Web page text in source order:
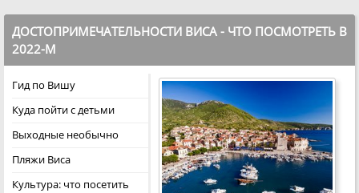
ДОСТОПРИМЕЧАТЕЛЬНОСТИ ВИСА - ЧТО ПОСМОТРЕТЬ В
2022-М
Гид по Вишу
Куда пойти с детьми
Выходные необычно
Пляжи Виса
Культура: что посетить